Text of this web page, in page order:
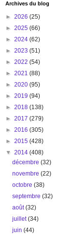
Archives du blog
► 2026 (25)
► 2025 (66)
► 2024 (62)
► 2023 (51)
► 2022 (54)
► 2021 (88)
► 2020 (95)
► 2019 (94)
► 2018 (138)
► 2017 (279)
► 2016 (305)
► 2015 (428)
▼ 2014 (408)
décembre(32)
novembre(22)
octobre(38)
septembre(32)
août(32)
juillet(34)
juin(44)